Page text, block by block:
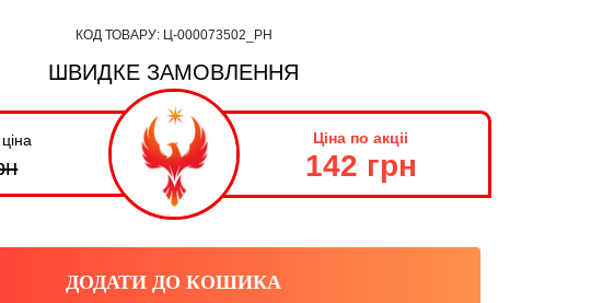
КОД ТОВАРУ: Ц-000073502_PH
ШВИДКЕ ЗАМОВЛЕННЯ
Ціна по акціі
142 грн
ДОДАТИ ДО КОШИКА